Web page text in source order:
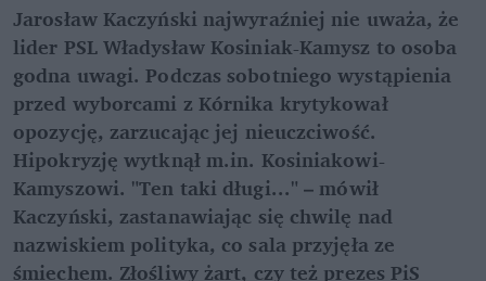
Jarosław Kaczyński najwyraźniej nie uważa, że
lider PSL Władysław Kosiniak-Kamysz to osoba
godna uwagi. Podczas sobotniego wystąpienia
przed wyborcami z Kórnika krytykował
opozycję, zarzucając jej nieuczciwość.
Hipokryzję wytknął m.in. Kosiniakowi-
Kamyszowi. "Ten taki długi..." – mówił
Kaczyński, zastanawiając się chwilę nad
nazwiskiem polityka, co sala przyjęła ze
śmiechem. Złośliwy żart, czy też prezes PiS